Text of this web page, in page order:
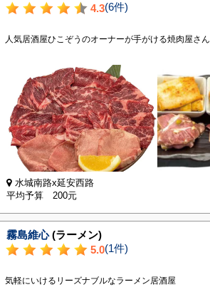
4.3(6件)
人気居酒屋ひこぞうのオーナーが手がける焼肉屋さん
水城南路x延安西路
平均予算 200元
霧島維心 (ラーメン)
5.0(1件)
気軽にいけるリーズナブルなラーメン居酒屋